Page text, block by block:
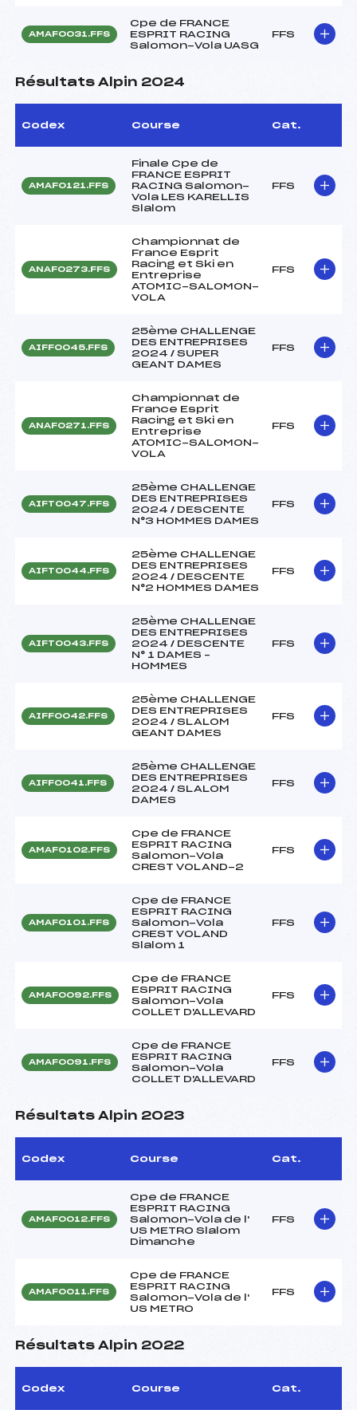
AMAF0031.FFS
Cpe de FRANCE
ESPRIT RACING
Salomon-Vola UASG
FFS
Résultats Alpin 2024
Codex Course Cat.
AMAF0121.FFS
Finale Cpe de
FRANCE ESPRIT
RACING Salomon-
Vola LES KARELLIS
Slalom
FFS
ANAF0273.FFS
Championnat de
France Esprit
Racing et Ski en
Entreprise
ATOMIC-SALOMON-
VOLA
FFS
AIFF0045.FFS
25ème CHALLENGE
DES ENTREPRISES
2024 / SUPER
GEANT DAMES
FFS
ANAF0271.FFS
Championnat de
France Esprit
Racing et Ski en
Entreprise
ATOMIC-SALOMON-
VOLA
FFS
AIFT0047.FFS
25ème CHALLENGE
DES ENTREPRISES
2024 / DESCENTE
N°3 HOMMES DAMES
FFS
AIFT0044.FFS
25ème CHALLENGE
DES ENTREPRISES
2024 / DESCENTE
N°2 HOMMES DAMES
FFS
AIFT0043.FFS
25ème CHALLENGE
DES ENTREPRISES
2024 / DESCENTE
N° 1 DAMES –
HOMMES
FFS
AIFF0042.FFS
25ème CHALLENGE
DES ENTREPRISES
2024 / SLALOM
GEANT DAMES
FFS
AIFF0041.FFS
25ème CHALLENGE
DES ENTREPRISES
2024 / SLALOM
DAMES
FFS
AMAF0102.FFS
Cpe de FRANCE
ESPRIT RACING
Salomon-Vola
CREST VOLAND-2
FFS
AMAF0101.FFS
Cpe de FRANCE
ESPRIT RACING
Salomon-Vola
CREST VOLAND
Slalom 1
FFS
AMAF0092.FFS
Cpe de FRANCE
ESPRIT RACING
Salomon-Vola
COLLET D'ALLEVARD
FFS
AMAF0091.FFS
Cpe de FRANCE
ESPRIT RACING
Salomon-Vola
COLLET D'ALLEVARD
FFS
Résultats Alpin 2023
Codex Course Cat.
AMAF0012.FFS
Cpe de FRANCE
ESPRIT RACING
Salomon-Vola de l'
US METRO Slalom
Dimanche
FFS
AMAF0011.FFS
Cpe de FRANCE
ESPRIT RACING
Salomon-Vola de l'
US METRO
FFS
Résultats Alpin 2022
Codex Course Cat.